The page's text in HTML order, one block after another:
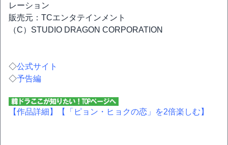
レーション
販売元：TCエンタテインメント
（C）STUDIO DRAGON CORPORATION
◇公式サイト
◇予告編
【作品詳細】 【「ピョン・ヒョクの恋」を2倍楽しむ】